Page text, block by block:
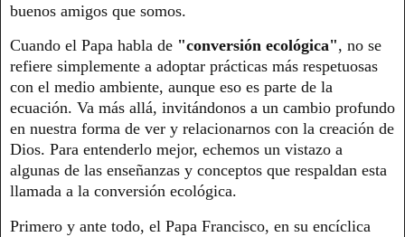
buenos amigos que somos.
Cuando el Papa habla de "conversión ecológica", no se
refiere simplemente a adoptar prácticas más respetuosas
con el medio ambiente, aunque eso es parte de la
ecuación. Va más allá, invitándonos a un cambio profundo
en nuestra forma de ver y relacionarnos con la creación de
Dios. Para entenderlo mejor, echemos un vistazo a
algunas de las enseñanzas y conceptos que respaldan esta
llamada a la conversión ecológica.
Primero y ante todo, el Papa Francisco, en su encíclica